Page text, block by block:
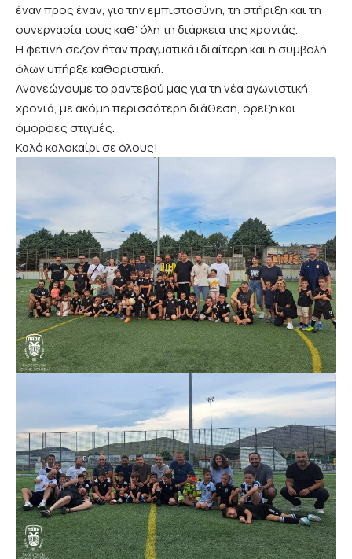
έναν προς έναν, για την εμπιστοσύνη, τη στήριξη και τη
συνεργασία τους καθ’ όλη τη διάρκεια της χρονιάς.
Η φετινή σεζόν ήταν πραγματικά ιδιαίτερη και η συμβολή
όλων υπήρξε καθοριστική.
Ανανεώνουμε το ραντεβού μας για τη νέα αγωνιστική
χρονιά, με ακόμη περισσότερη διάθεση, όρεξη και
όμορφες στιγμές.
Καλό καλοκαίρι σε όλους!